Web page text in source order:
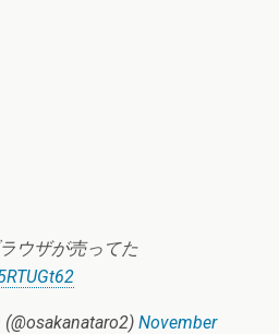
ウザが売ってた
(@osakanataro2) November